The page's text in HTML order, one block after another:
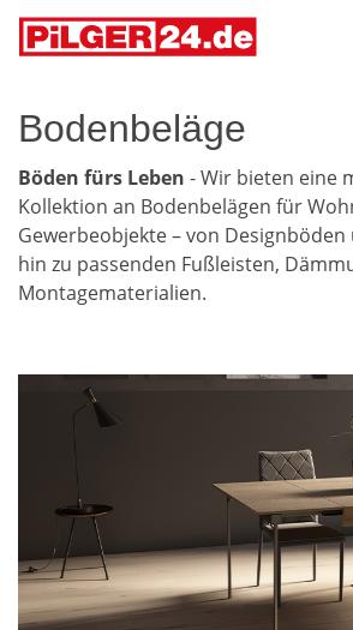
Bodenbeläge
Böden fürs Leben - Wir bieten eine
Kollektion an Bodenbelägen für
Gewerbeobjekte – von
hin zu passenden Fußleisten,
Montagematerialien.